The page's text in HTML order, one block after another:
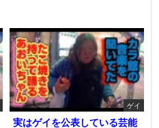
ゲイ
実はゲイを公表している芸能